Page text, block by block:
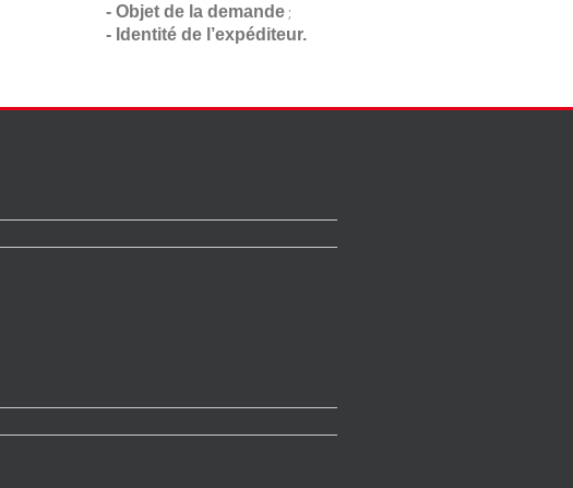
- Objet de la demande ;
- Identité de l’expéditeur.